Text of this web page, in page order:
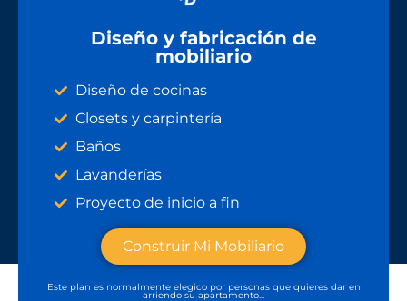
Diseño y fabricación de
mobiliario
Diseño de cocinas
Closets y carpintería
Baños
Lavanderías
Proyecto de inicio a fin
Construir Mi Mobiliario
Este plan es normalmente elegico por personas que quieres dar en
arriendo su apartamento...